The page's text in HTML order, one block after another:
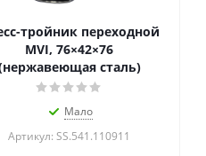
тройник переходной
MVI, 76×42×76
сталь)
Мало
Артикул: SS.541.110911